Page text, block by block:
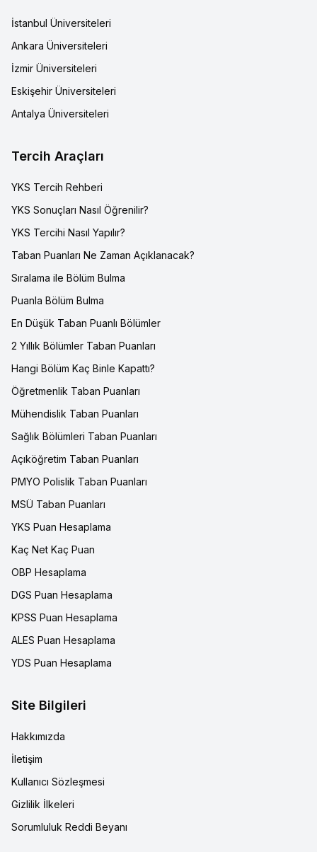
İstanbul Üniversiteleri
Ankara Üniversiteleri
İzmir Üniversiteleri
Eskişehir Üniversiteleri
Antalya Üniversiteleri
Tercih Araçları
YKS Tercih Rehberi
YKS Sonuçları Nasıl Öğrenilir?
YKS Tercihi Nasıl Yapılır?
Taban Puanları Ne Zaman Açıklanacak?
Sıralama ile Bölüm Bulma
Puanla Bölüm Bulma
En Düşük Taban Puanlı Bölümler
2 Yıllık Bölümler Taban Puanları
Hangi Bölüm Kaç Binle Kapattı?
Öğretmenlik Taban Puanları
Mühendislik Taban Puanları
Sağlık Bölümleri Taban Puanları
Açıköğretim Taban Puanları
PMYO Polislik Taban Puanları
MSÜ Taban Puanları
YKS Puan Hesaplama
Kaç Net Kaç Puan
OBP Hesaplama
DGS Puan Hesaplama
KPSS Puan Hesaplama
ALES Puan Hesaplama
YDS Puan Hesaplama
Site Bilgileri
Hakkımızda
İletişim
Kullanıcı Sözleşmesi
Gizlilik İlkeleri
Sorumluluk Reddi Beyanı